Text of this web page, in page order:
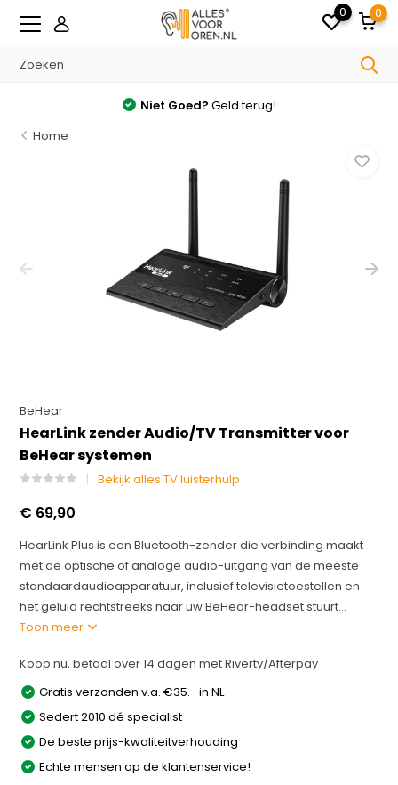
0 0
Niet Goed?Geld terug!
Home
BeHear
HearLink zender Audio/TV Transmitter voor
BeHear systemen
Bekijk alles TV luisterhulp
€ 69,90
HearLink Plus is een Bluetooth-zender die verbinding maakt
met de optische of analoge audio-uitgang van de meeste
standaardaudioapparatuur, inclusief televisietoestellen en
het geluid rechtstreeks naar uw BeHear-headset stuurt...
Toon meer
Koop nu, betaal over 14 dagen met Riverty/Afterpay
Gratis verzonden v.a. €35.- in NL
Sedert 2010 dé specialist
De beste prijs-kwaliteitverhouding
Echte mensen op de klantenservice!